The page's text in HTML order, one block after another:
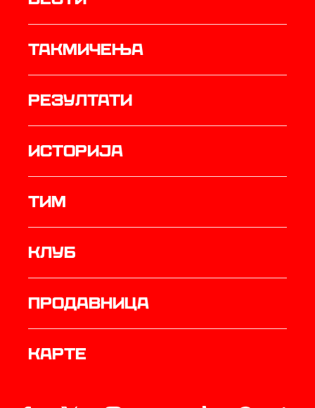
Такмичења
резултати
историја
ТИМ
Клуб
продавница
Карте